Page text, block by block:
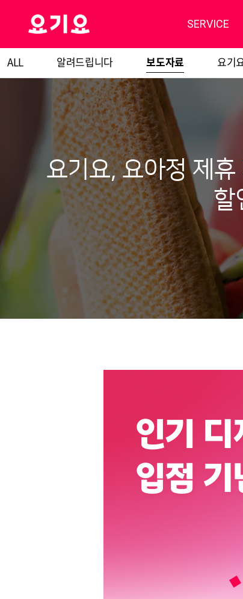
SERVICE
ALL 알려드립니다 보도자료 요기
요기요, 요아정 제
할